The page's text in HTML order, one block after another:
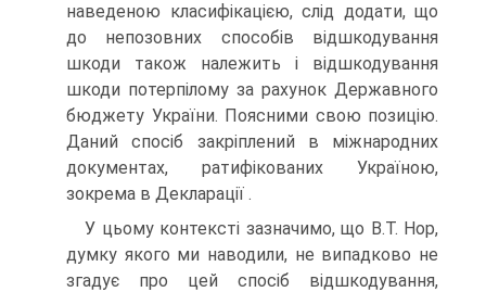
наведеною класифікацією, слід додати, що
до непозовних способів відшкодування
шкоди також належить і відшкодування
шкоди потерпілому за рахунок Державного
бюджету України. Поясними свою позицію.
Даний спосіб закріплений в міжнародних
документах, ратифікованих Україною,
зокрема в Декларації .
У цьому контексті зазначимо, що В.Т. Нор,
думку якого ми наводили, не випадково не
згадує про цей спосіб відшкодування,